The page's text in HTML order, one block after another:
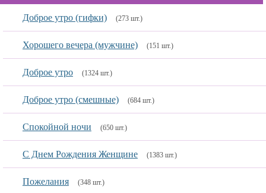
Доброе утро (гифки) (273 шт.)
Хорошего вечера (мужчине) (151 шт.)
Доброе утро (1324 шт.)
Доброе утро (смешные) (684 шт.)
Спокойной ночи (650 шт.)
С Днем Рождения Женщине (1383 шт.)
Пожелания (348 шт.)